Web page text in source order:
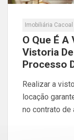
Imobiliária Cacoal
O Que É A
Vistoria
Processo
Realizar a
locação
no contrato de